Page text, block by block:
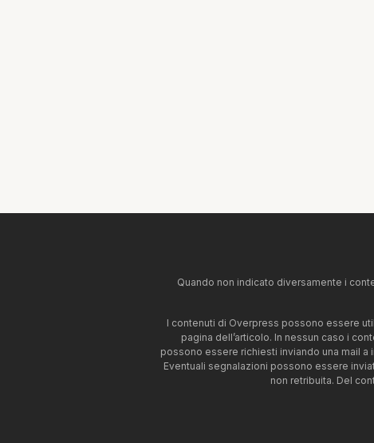
Quando non indicato diversamente i
I contenuti di Overpress possono essere
pagina dell’articolo. In nessun caso i
possono essere richiesti inviando una mail a
Eventuali segnalazioni possono essere
non retribuita. Del